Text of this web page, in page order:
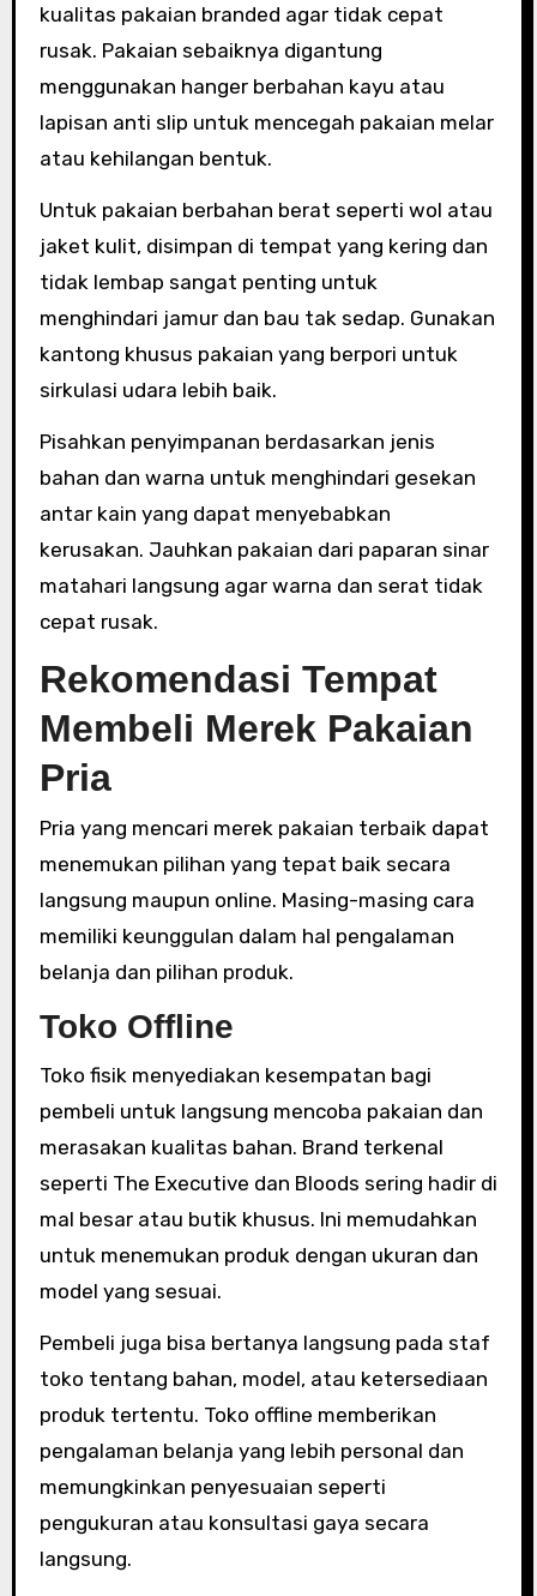
kualitas pakaian branded agar tidak cepat
rusak. Pakaian sebaiknya digantung
menggunakan hanger berbahan kayu atau
lapisan anti slip untuk mencegah pakaian melar
atau kehilangan bentuk.
Untuk pakaian berbahan berat seperti wol atau
jaket kulit, disimpan di tempat yang kering dan
tidak lembap sangat penting untuk
menghindari jamur dan bau tak sedap. Gunakan
kantong khusus pakaian yang berpori untuk
sirkulasi udara lebih baik.
Pisahkan penyimpanan berdasarkan jenis
bahan dan warna untuk menghindari gesekan
antar kain yang dapat menyebabkan
kerusakan. Jauhkan pakaian dari paparan sinar
matahari langsung agar warna dan serat tidak
cepat rusak.
Rekomendasi Tempat
Membeli Merek Pakaian
Pria
Pria yang mencari merek pakaian terbaik dapat
menemukan pilihan yang tepat baik secara
langsung maupun online. Masing-masing cara
memiliki keunggulan dalam hal pengalaman
belanja dan pilihan produk.
Toko Offline
Toko fisik menyediakan kesempatan bagi
pembeli untuk langsung mencoba pakaian dan
merasakan kualitas bahan. Brand terkenal
seperti The Executive dan Bloods sering hadir di
mal besar atau butik khusus. Ini memudahkan
untuk menemukan produk dengan ukuran dan
model yang sesuai.
Pembeli juga bisa bertanya langsung pada staf
toko tentang bahan, model, atau ketersediaan
produk tertentu. Toko offline memberikan
pengalaman belanja yang lebih personal dan
memungkinkan penyesuaian seperti
pengukuran atau konsultasi gaya secara
langsung.